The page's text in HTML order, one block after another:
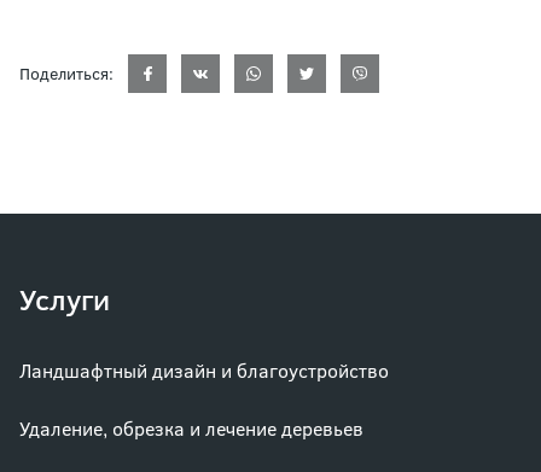
Поделиться:
Услуги
Ландшафтный дизайн и благоустройство
Удаление, обрезка и лечение деревьев